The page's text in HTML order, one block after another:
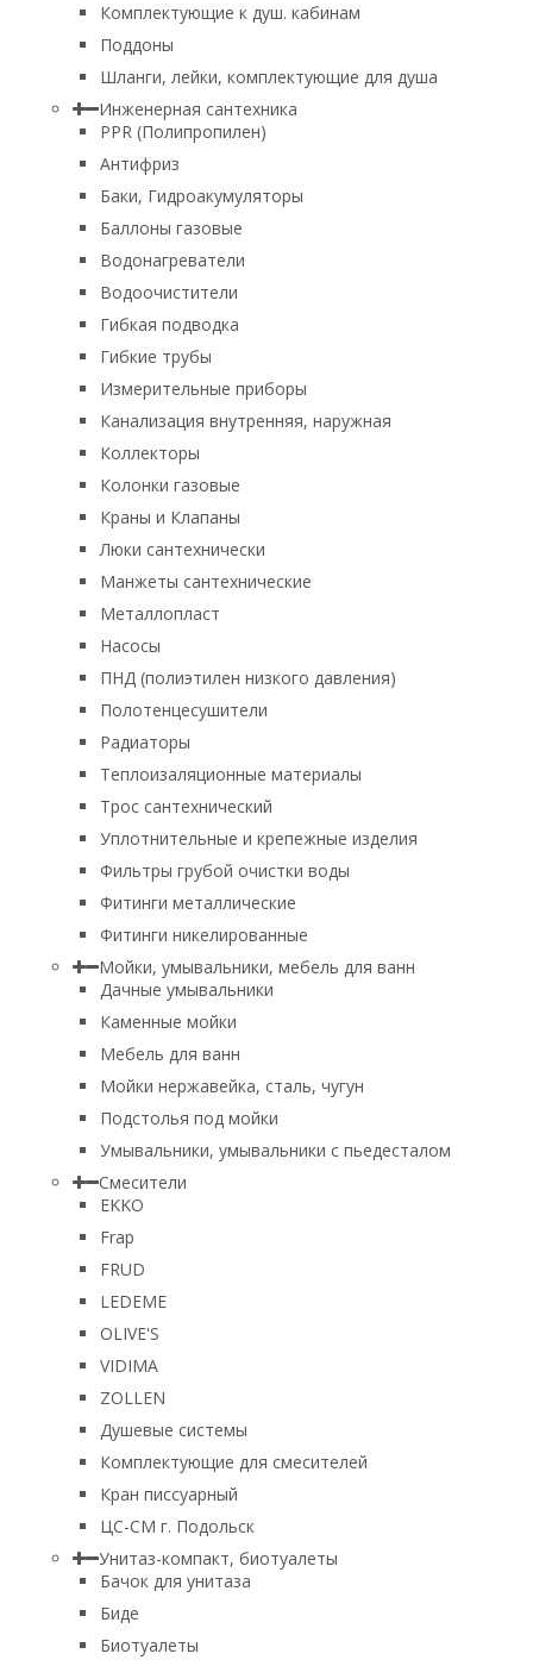
Комплектующие к душ. кабинам
Поддоны
Шланги, лейки, комплектующие для душа
Инженерная сантехника
PPR (Полипропилен)
Антифриз
Баки, Гидроакумуляторы
Баллоны газовые
Водонагреватели
Водоочистители
Гибкая подводка
Гибкие трубы
Измерительные приборы
Канализация внутренняя, наружная
Коллекторы
Колонки газовые
Краны и Клапаны
Люки сантехнически
Манжеты сантехнические
Металлопласт
Насосы
ПНД (полиэтилен низкого давления)
Полотенцесушители
Радиаторы
Теплоизаляционные материалы
Трос сантехнический
Уплотнительные и крепежные изделия
Фильтры грубой очистки воды
Фитинги металлические
Фитинги никелированные
Мойки, умывальники, мебель для ванн
Дачные умывальники
Каменные мойки
Мебель для ванн
Мойки нержавейка, сталь, чугун
Подстолья под мойки
Умывальники, умывальники с пьедесталом
Смесители
EKKO
Frap
FRUD
LEDEME
OLIVE'S
VIDIMA
ZOLLEN
Душевые системы
Комплектующие для смесителей
Кран писсуарный
ЦС-СМ г. Подольск
Унитаз-компакт, биотуалеты
Бачок для унитаза
Биде
Биотуалеты